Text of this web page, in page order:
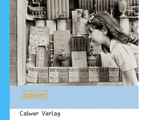
Calwer Verlag